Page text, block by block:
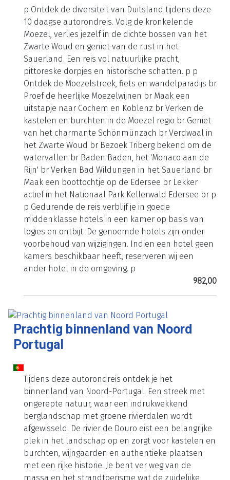
p Ontdek de diversiteit van Duitsland tijdens deze
10 daagse autorondreis. Volg de kronkelende
Moezel, verlies jezelf in de dichte bossen van het
Zwarte Woud en geniet van de rust in het
Sauerland. Een reis vol natuurlijke pracht,
pittoreske dorpjes en historische schatten. p p
Ontdek de Moezelstreek, fiets en wandelparadijs br
Proef de heerlijke Moezelwijnen br Maak een
uitstapje naar Cochem en Koblenz br Verken de
kastelen en burchten in de Moezel regio br Geniet
van het charmante Schönmünzach br Verdwaal in
het Zwarte Woud br Bezoek Triberg bekend om de
watervallen br Baden Baden, het 'Monaco aan de
Rijn' br Verken Bad Wildungen in het Sauerland br
Maak een boottochtje op de Edersee br Lekker
actief in het Nationaal Park Kellerwald Edersee br p
p Gedurende de reis verblijf je in goede
middenklasse hotels in een kamer op basis van
logies en ontbijt. De genoemde hotels zijn onder
voorbehoud van wijzigingen. Indien een hotel geen
kamers beschikbaar heeft, reserveren wij een
ander hotel in de omgeving. p
982,00
Prachtig binnenland van Noord
Portugal
Tijdens deze autorondreis ontdek je het
binnenland van Noord-Portugal. Een streek met
ongerepte natuur, waar een indrukwekkend
berglandschap met groene rivierdalen wordt
afgewisseld. De rivier de Douro eist een belangrijke
plek in het landschap op en zorgt voor kastelen en
burchten, wijngaarden en authentieke plaatsen
met een rijke historie. Je bent ver weg van de
massa en het strandtoerisme wat de zuidelijke